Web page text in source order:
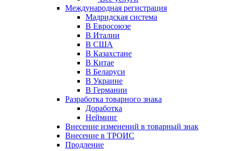
Международная регистрация
Мадридская система
В Евросоюзе
В Италии
В США
В Казахстане
В Китае
В Беларуси
В Украине
В Германии
Разработка товарного знака
Доработка
Нейминг
Внесение изменений в товарный знак
Внесение в ТРОИС
Продление